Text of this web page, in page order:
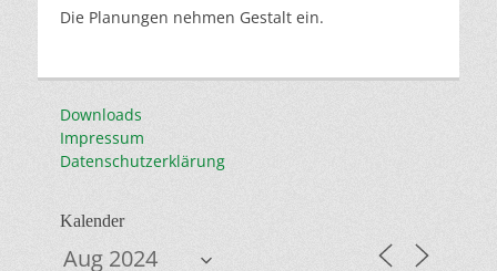
Die Planungen nehmen Gestalt ein.
Downloads
Impressum
Datenschutzerklärung
Kalender